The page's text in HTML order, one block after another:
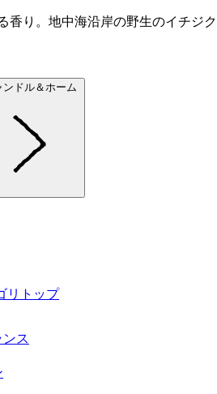
香り。地中海沿岸の野生のイチジク
ンドル＆ホーム
リトップ
ス